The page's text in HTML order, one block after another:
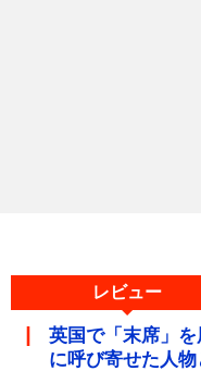
レビュー
英国で「末席」を
に呼び寄せた人